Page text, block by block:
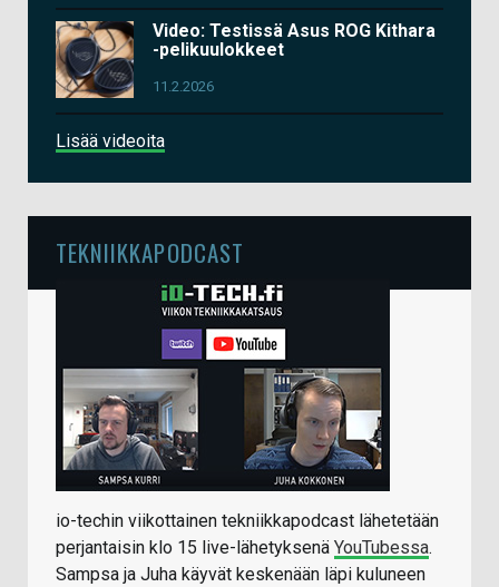
Video: Testissä Asus ROG Kithara
-pelikuulokkeet
11.2.2026
Lisää videoita
TEKNIIKKAPODCAST
io-techin viikottainen tekniikkapodcast lähetetään
perjantaisin klo 15 live-lähetyksenä YouTubessa.
Sampsa ja Juha käyvät keskenään läpi kuluneen